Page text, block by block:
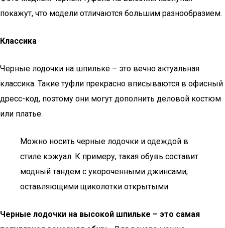
покажут, что модели отличаются большим разнообразием.
Классика
Черные лодочки на шпильке – это вечно актуальная
классика. Такие туфли прекрасно вписываются в офисный
дресс-код, поэтому они могут дополнить деловой костюм
или платье.
Можно носить черные лодочки и одеждой в
стиле кэжуал. К примеру, такая обувь составит
модный тандем с укороченными джинсами,
оставляющими щиколотки открытыми.
Черные лодочки на высокой шпильке – это самая